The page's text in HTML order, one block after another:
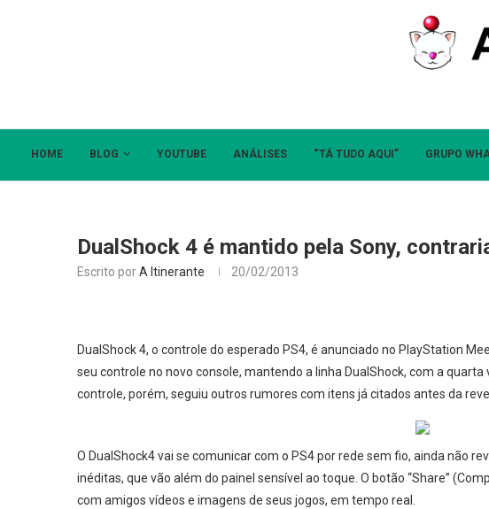
HOME BLOG YOUTUBE ANÁLISES “TÁ TUDO AQUI” GRUPO
DualShock 4 é mantido pela Sony,
Escrito porA Itinerante 20/02/2013
DualShock 4, o controle do esperado PS4, é anunciado no PlayStation
seu controle no novo console, mantendo a linha DualShock, com a
controle, porém, seguiu outros rumores com itens já citados antes da
O DualShock4 vai se comunicar com o PS4 por rede sem fio, ainda não
inéditas, que vão além do painel sensível ao toque. O botão “Share”
com amigos vídeos e imagens de seus jogos, em tempo real.